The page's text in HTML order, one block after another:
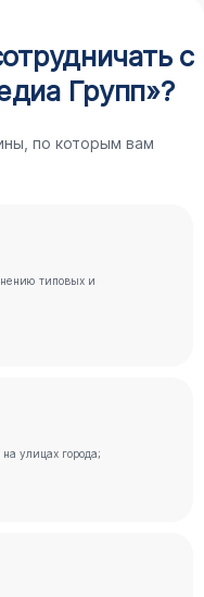
с
Групп»?
по которым вам
типовых и
улицах города;